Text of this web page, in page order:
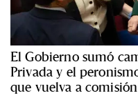
El Gobierno sumó
Privada y el
que vuelva a comisión